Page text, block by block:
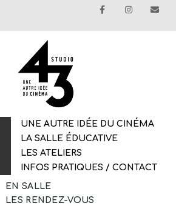
UNE AUTRE IDÉE DU CINÉMA
LA SALLE ÉDUCATIVE
LES ATELIERS
INFOS PRATIQUES / CONTACT
EN SALLE
LES RENDEZ-VOUS